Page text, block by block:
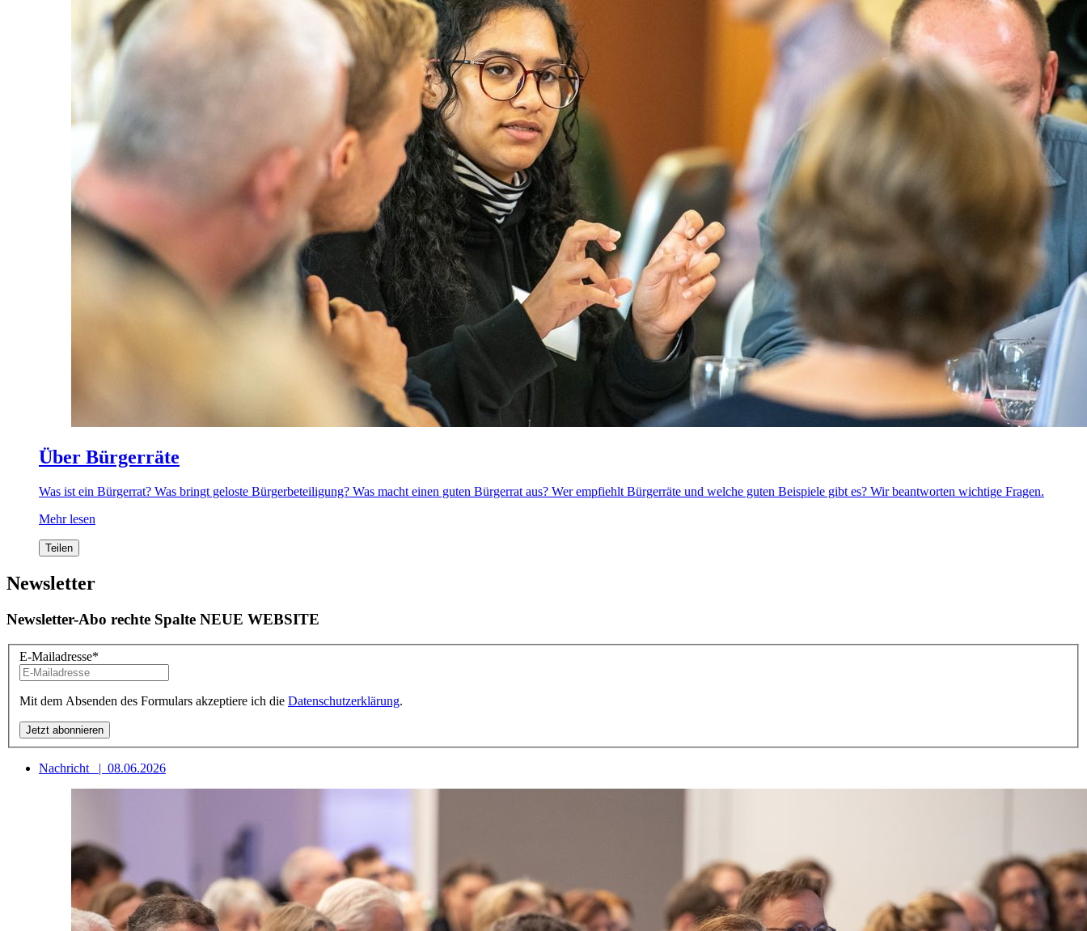
Über Bürgerräte
Was ist ein Bürgerrat? Was bringt geloste Bürgerbeteiligung? Was macht einen guten Bürgerrat aus? Wer empfiehlt Bürgerräte und welche guten Beispiele gibt es? Wir beantworten wichtige Fragen.
Mehr lesen
Teilen
Newsletter
Newsletter-Abo rechte Spalte NEUE WEBSITE
E-Mailadresse*
Mit dem Absenden des Formulars akzeptiere ich die Datenschutzerklärung.
Nachricht | 08.06.2026